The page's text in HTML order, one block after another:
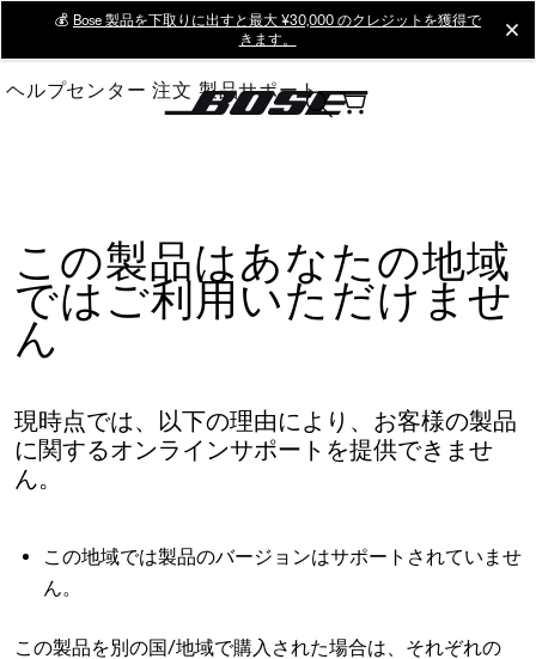
Main
💰 Bose 製品を下取りに出すと最大 ¥30,000 のクレジットを獲得で
きます。
ヘルプセンター 注文 製品サポート
この製品はあなたの地域
ではご利用いただけませ
ん
現時点では、以下の理由により、お客様の製品
に関するオンラインサポートを提供できませ
ん。
この地域では製品のバージョンはサポートされていませ
ん。
この製品を別の国/地域で購入された場合は、それぞれの